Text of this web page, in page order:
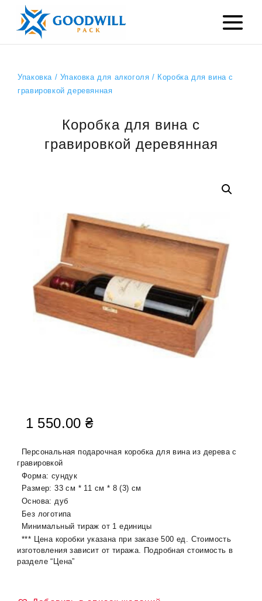
Упаковка/ Упаковка для алкоголя / Коробка для вина с
гравировкой деревянная
Коробка для вина с
гравировкой деревянная
1 550.00₴
Персональная подарочная коробка для вина из дерева с
гравировкой
Форма: сундук
Размер: 33 см * 11 см * 8 (3) см
Основа: дуб
Без логотипа
Минимальный тираж от 1 единицы
*** Цена коробки указана при заказе 500 ед. Стоимость
изготовления зависит от тиража. Подробная стоимость в
разделе “Цена”